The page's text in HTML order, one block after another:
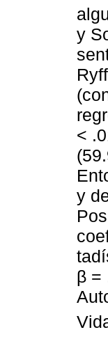
y
<
y
β =